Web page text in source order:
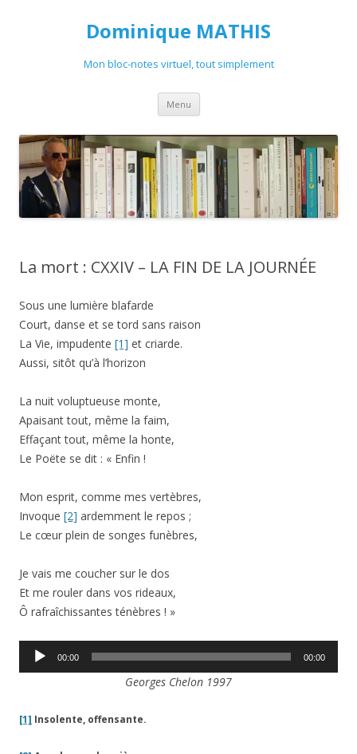
Dominique MATHIS
Mon bloc-notes virtuel, tout simplement
Menu Aller
contenu
La mort : CXXIV – LA FIN DE LA JOURNÉE
Sous une lumière blafarde
Court, danse et se tord sans raison
La Vie, impudente [1] et criarde.
Aussi, sitôt qu’à l’horizon
La nuit voluptueuse monte,
Apaisant tout, même la faim,
Effaçant tout, même la honte,
Le Poëte se dit : « Enfin !
Mon esprit, comme mes vertèbres,
Invoque [2] ardemment le repos ;
Le cœur plein de songes funèbres,
Je vais me coucher sur le dos
Et me rouler dans vos rideaux,
Ô rafraîchissantes ténèbres ! »
Lecteur
00:00 00:00
Georges Chelon 1997
[1] Insolente, offensante.